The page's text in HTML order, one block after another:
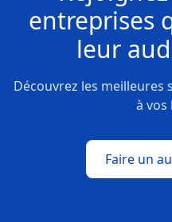
entreprises
leur
Découvrez les meilleures
à vos
Faire un